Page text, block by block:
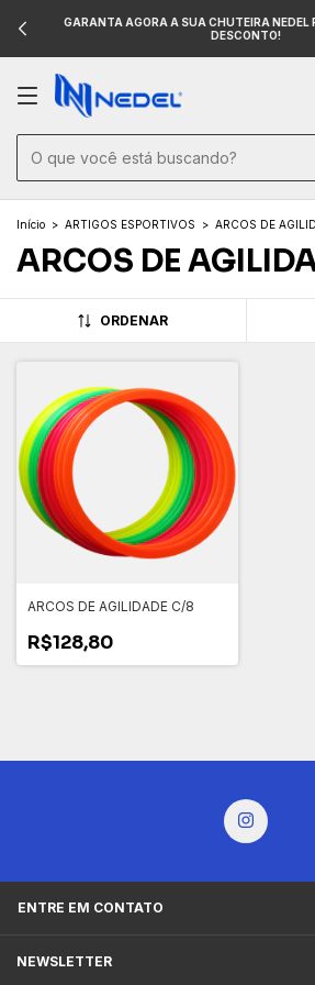
GARANTA AGORA A SUA CHUTEIRA NEDEL
DESCONTO!
Início > ARTIGOS ESPORTIVOS > ARCOS DE
ARCOS DE
ORDENAR
ARCOS DE AGILIDADE C/8
R$128,80
ENTRE EM CONTATO
NEWSLETTER